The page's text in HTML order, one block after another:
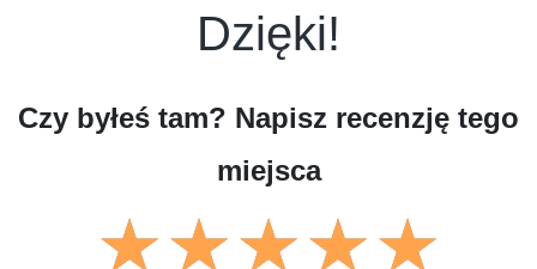
Dzięki!
Czy byłeś tam? Napisz recenzję tego
miejsca